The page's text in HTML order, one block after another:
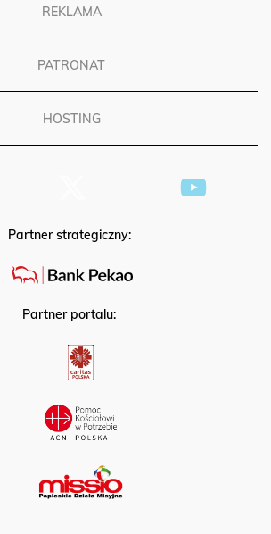
REKLAMA
PATRONAT
HOSTING
Partner strategiczny:
Partner portalu: